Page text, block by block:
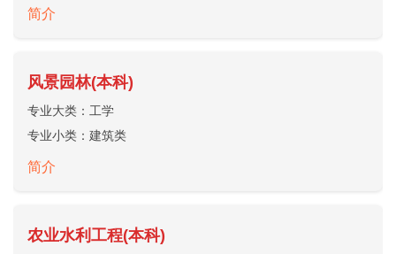
简介
风景园林(本科)
专业大类： 工学
专业小类： 建筑类
简介
农业水利工程(本科)